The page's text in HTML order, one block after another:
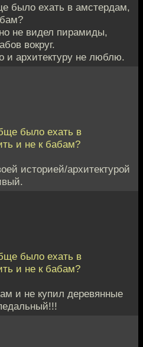
было ехать в амстердам,
не видел пирамиды,
вокруг.
и архитектуру не люблю.
было ехать в
и не к бабам?
историей/архитектурой
было ехать в
и не к бабам?
и не купил деревянные